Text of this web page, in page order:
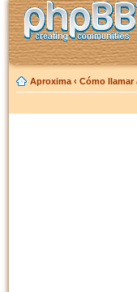
Aproxima ‹ Cómo llamar